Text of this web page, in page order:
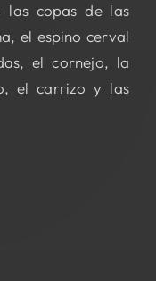
las copas de las
el espino cerval
el cornejo, la
el carrizo y las